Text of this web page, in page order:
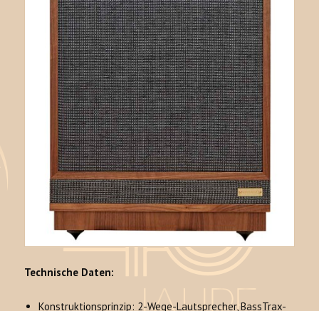
Technische Daten:
Konstruktionsprinzip: 2-Wege-Lautsprecher, BassTrax-